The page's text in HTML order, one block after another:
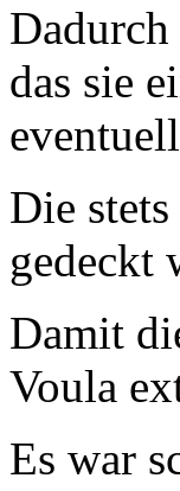
das sie
Die
gedeckt
Damit
Voula
Es war